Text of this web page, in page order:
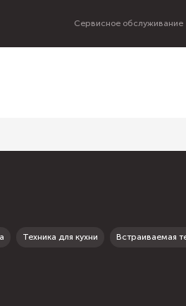
Сервисное обслуживание
Техника для кухни Встраиваемая